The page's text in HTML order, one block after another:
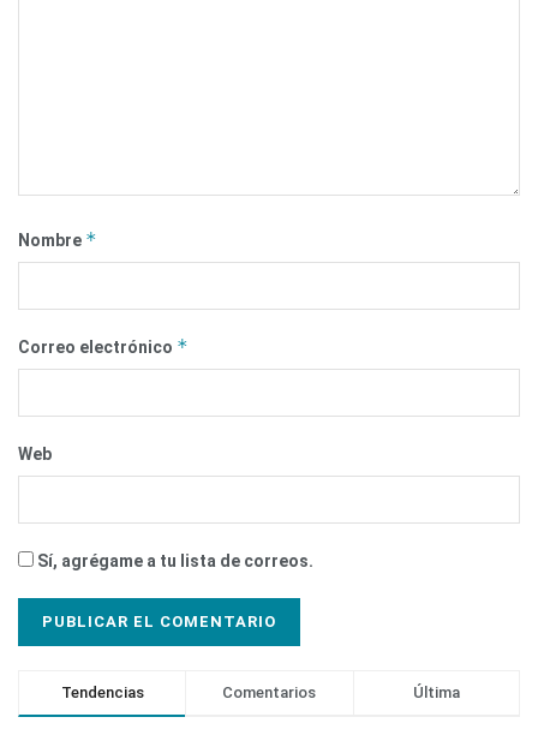
Nombre *
Correo electrónico *
Web
Sí, agrégame a tu lista de correos.
Tendencias Comentarios Última